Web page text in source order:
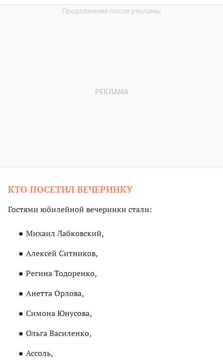
КТО ПОСЕТИЛ ВЕЧЕРИНКУ
Гостями юбилейной вечеринки стали:
Михаил Лабковский,
Алексей Ситников,
Регина Тодоренко,
Анетта Орлова,
Симона Юнусова,
Ольга Василенко,
Ассоль,